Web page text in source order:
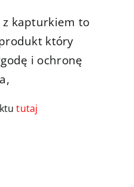
z kapturkiem to
który
i ochronę
tutaj